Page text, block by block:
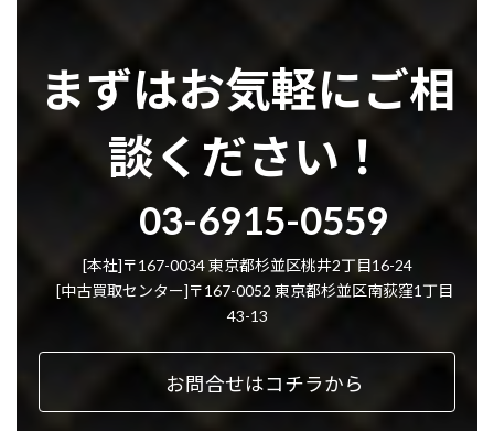
まずはお気軽にご相
談ください！
03-6915-0559
[本社]〒167-0034 東京都杉並区桃井2丁目16-24
[中古買取センター]〒167-0052 東京都杉並区南荻窪1丁目
43-13
お問合せはコチラから